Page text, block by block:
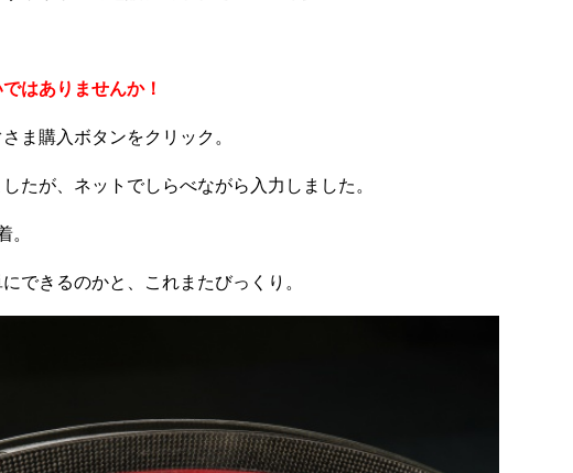
はありませんか！
ま購入ボタンをクリック。
たが、ネットでしらべながら入力しました。
。
できるのかと、これまたびっくり。